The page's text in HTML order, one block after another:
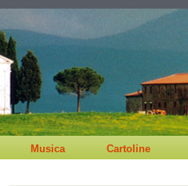
Musica Cartoline